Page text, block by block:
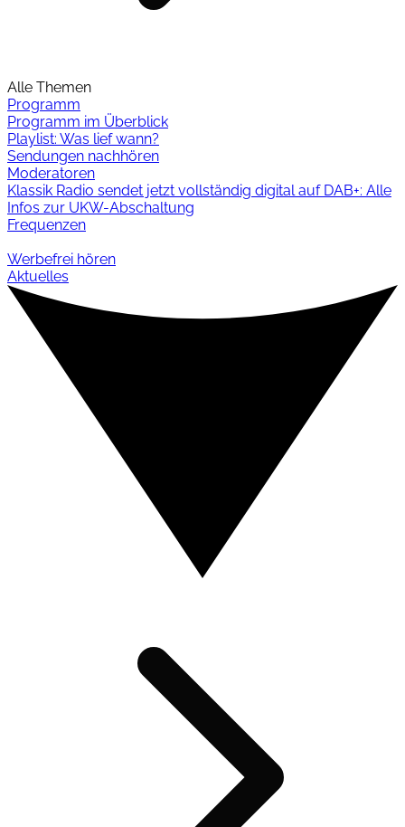
Alle Themen
Programm
Programm im Überblick
Playlist: Was lief wann?
Sendungen nachhören
Moderatoren
Klassik Radio sendet jetzt vollständig digital auf DAB+: Alle
Infos zur UKW-Abschaltung
Frequenzen
Werbefrei hören
Aktuelles